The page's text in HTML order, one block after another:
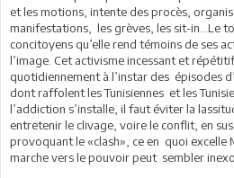
et les motions, intente des procès,
manifestations, les grèves, les sit-in…Le
concitoyens qu’elle rend témoins de ses
l’image. Cet activisme incessant et
quotidiennement à l’instar des épisodes
dont raffolent les Tunisiennes et les
l’addiction s’installe, il faut éviter la
entretenir le clivage, voire le conflit, en
provoquant le «clash», ce en quoi excelle
marche vers le pouvoir peut sembler